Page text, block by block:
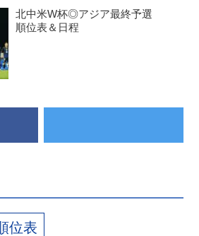
北中米W杯◎アジア最終予選
順位表＆日程
位表